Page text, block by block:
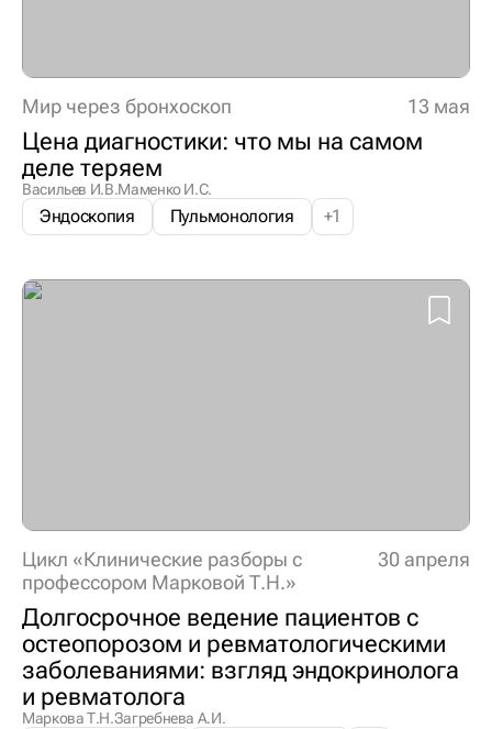
Мир через бронхоскоп 13 мая
Цена диагностики: что мы на самом
деле теряем
Васильев И.В.Маменко И.С.
Эндоскопия Пульмонология +1
Цикл «Клинические разборы с
профессором Марковой Т.Н.»
30 апреля
Долгосрочное ведение пациентов с
остеопорозом и ревматологическими
заболеваниями: взгляд эндокринолога
и ревматолога
Маркова Т.Н.Загребнева А.И.